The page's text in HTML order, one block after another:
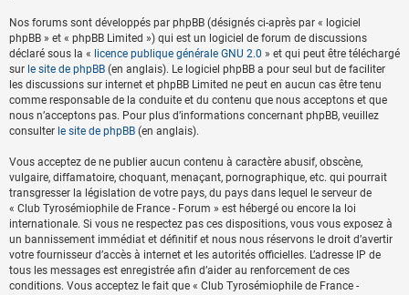
Nos forums sont développés par phpBB (désignés ci-après par « logiciel
phpBB » et « phpBB Limited ») qui est un logiciel de forum de discussions
déclaré sous la « licence publique générale GNU 2.0 » et qui peut être téléchargé
sur le site de phpBB (en anglais). Le logiciel phpBB a pour seul but de faciliter
les discussions sur internet et phpBB Limited ne peut en aucun cas être tenu
comme responsable de la conduite et du contenu que nous acceptons et que
nous n’acceptons pas. Pour plus d’informations concernant phpBB, veuillez
consulter le site de phpBB (en anglais).
Vous acceptez de ne publier aucun contenu à caractère abusif, obscène,
vulgaire, diffamatoire, choquant, menaçant, pornographique, etc. qui pourrait
transgresser la législation de votre pays, du pays dans lequel le serveur de
« Club Tyrosémiophile de France - Forum » est hébergé ou encore la loi
internationale. Si vous ne respectez pas ces dispositions, vous vous exposez à
un bannissement immédiat et définitif et nous nous réservons le droit d’avertir
votre fournisseur d’accès à internet et les autorités officielles. L’adresse IP de
tous les messages est enregistrée afin d’aider au renforcement de ces
conditions. Vous acceptez le fait que « Club Tyrosémiophile de France -